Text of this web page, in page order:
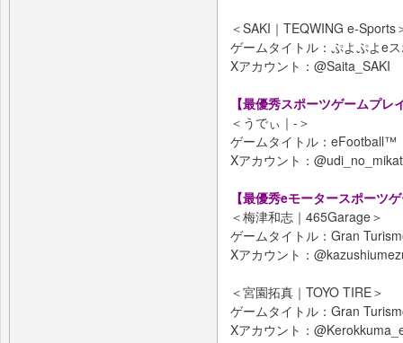
＜SAKI｜TEQWING e-Sports
ゲームタイトル：ぷよぷよe
Xアカウント：@Saita_SAKI
【最優秀スポーツゲームプレ
＜うでぃ｜-＞
ゲームタイトル：eFootball™
Xアカウント：
【最優秀eモータースポーツ
＜梅津和志｜465Garage＞
ゲームタイトル：Gran
Xアカウント：
＜宮園拓真｜TOYO TIRE＞
ゲームタイトル：Gran
Xアカウント：